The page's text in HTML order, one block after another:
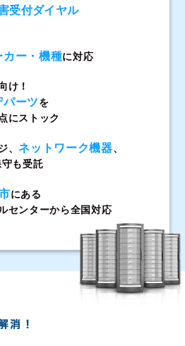
受付ダイヤル
カー・機種に対応
け！
パーツを
にストック
、ネットワーク機器、
も受託
にある
センターから全国対応